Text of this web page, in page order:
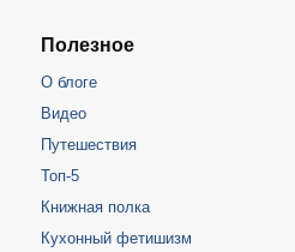
Полезное
О блоге
Видео
Путешествия
Топ-5
Книжная полка
Кухонный фетишизм